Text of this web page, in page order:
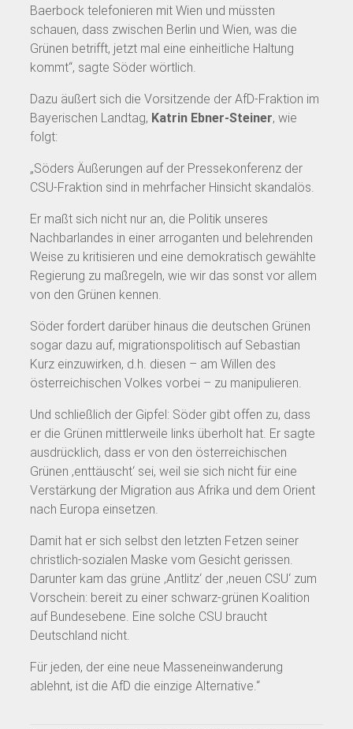
Baerbock telefonieren mit Wien und müssten
schauen, dass zwischen Berlin und Wien, was die
Grünen betrifft, jetzt mal eine einheitliche Haltung
kommt“, sagte Söder wörtlich.
Dazu äußert sich die Vorsitzende der AfD-Fraktion im
Bayerischen Landtag, Katrin Ebner-Steiner, wie
folgt:
„Söders Äußerungen auf der Pressekonferenz der
CSU-Fraktion sind in mehrfacher Hinsicht skandalös.
Er maßt sich nicht nur an, die Politik unseres
Nachbarlandes in einer arroganten und belehrenden
Weise zu kritisieren und eine demokratisch gewählte
Regierung zu maßregeln, wie wir das sonst vor allem
von den Grünen kennen.
Söder fordert darüber hinaus die deutschen Grünen
sogar dazu auf, migrationspolitisch auf Sebastian
Kurz einzuwirken, d.h. diesen – am Willen des
österreichischen Volkes vorbei – zu manipulieren.
Und schließlich der Gipfel: Söder gibt offen zu, dass
er die Grünen mittlerweile links überholt hat. Er sagte
ausdrücklich, dass er von den österreichischen
Grünen ‚enttäuscht‘ sei, weil sie sich nicht für eine
Verstärkung der Migration aus Afrika und dem Orient
nach Europa einsetzen.
Damit hat er sich selbst den letzten Fetzen seiner
christlich-sozialen Maske vom Gesicht gerissen.
Darunter kam das grüne ‚Antlitz‘ der ‚neuen CSU‘ zum
Vorschein: bereit zu einer schwarz-grünen Koalition
auf Bundesebene. Eine solche CSU braucht
Deutschland nicht.
Für jeden, der eine neue Masseneinwanderung
ablehnt, ist die AfD die einzige Alternative.“